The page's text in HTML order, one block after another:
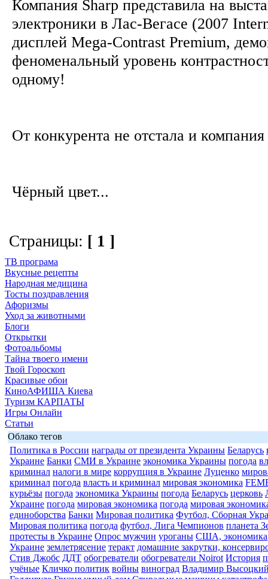
Компания Sharp представила на
электроники в Лас-Вегасе (2007
дисплей Mega-Contrast Premium,
феноменальный уровень
одному!
От конкурента не отстала и
Чёрный цвет...
Страницы: [ 1 ]
ТВ програма
Вкусные рецепты
Народная медицина
Тосты поздравления
Афоризмы
Уход за животными
Блоги
Открытки
Фотоальбомы
Тайна твоего имени
Твой Гороскоп
Красивые обои
КиноАФИША Киева
Туризм КАРПАТЫ
Игры Онлайн
Статьи
Облако тегов
Политика в России награды от президента Украины Беларусь
Украине Банки СМИ в Украине экономика Украины погода
криминал налоги в мире коррупция в Украине Луценко
криминал погода власть и криминал мировая экономика
курьёзы погода экономика Украины погода Беларусь церковь
Украине погода мировая экономика погода мировая
единоборства Банки Мировая политика Футбол, Сборная
Мировая политика погода футбол, Лига Чемпионов планета
протесты в Украине Опрос мужчин уроганы США, экономика
Украине землетрясение теракт домашние закрутки,
Стив Джобс ДДТ обогреватели обогреватели Noirot История
учёные Кличко политик войны виноград Владимир